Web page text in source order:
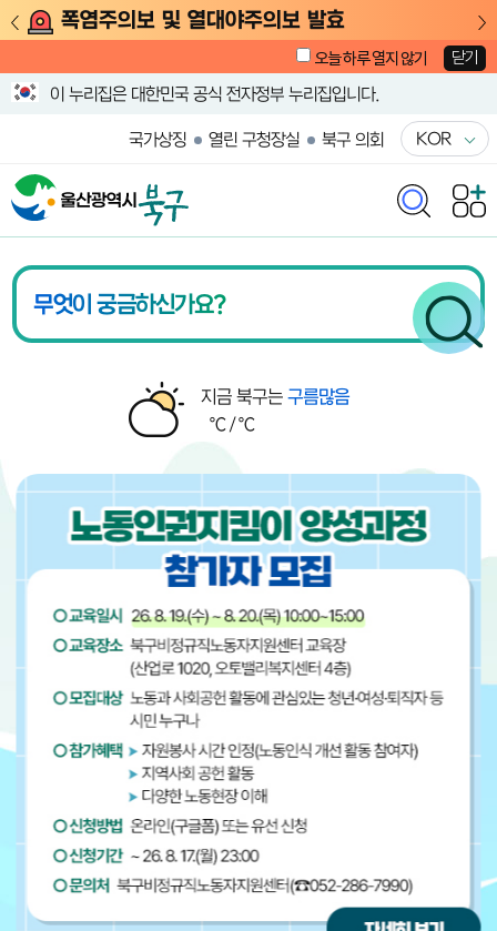
폭염주의보 및 열대야주의보 발효
오늘 하루 열지 않기 닫기
이 누리집은 대한민국 공식 전자정부 누리집입니다.
국가상징 열린 구청장실 북구 의회 KOR
북구 날씨
지금 북구는 구름많음
℃ /℃
알림존